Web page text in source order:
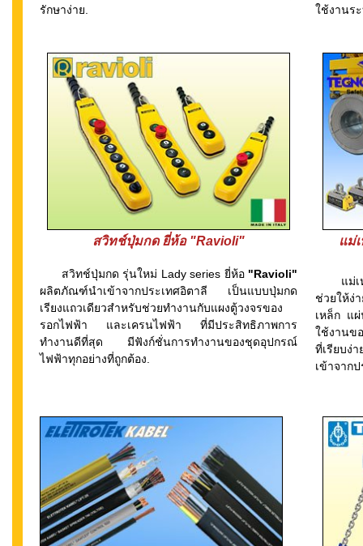
รักษาง่าย.
ใช้งานร
สวิทช์ปุ่มกด ยี่ห้อ "Ravioli" แม่
สวิทช์ปุ่มกด รุ่นใหม่ Lady series ยี่ห้อ "Ravioli"
ผลิตภัณฑ์นำเข้าจากประเทศอิตาลี เป็นแบบปุ่มกด
เรียงแถวเดียวสำหรับช่วยทำงานกับแผงตู้วงจรของ
รอกไฟฟ้า และเครนไฟฟ้า ที่มีประสิทธิภาพการ
ทำงานดีที่สุด มีฟังก์ชั่นการทำงานของชุดอุปกรณ์
ไฟฟ้าทุกอย่างที่ถูกต้อง.
แม่เห
ช่วยให้ง่
เหล็ก แ
ใช้งานข
ที่เรียบง่
เข้าจาก